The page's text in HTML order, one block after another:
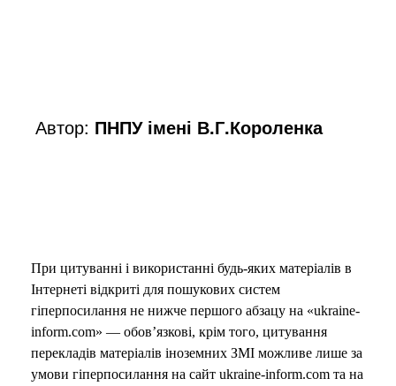
Автор: ПНПУ імені В.Г.Короленка
При цитуванні і використанні будь-яких матеріалів в
Інтернеті відкриті для пошукових систем
гіперпосилання не нижче першого абзацу на «ukraine-
inform.com» — обов’язкові, крім того, цитування
перекладів матеріалів іноземних ЗМІ можливе лише за
умови гіперпосилання на сайт ukraine-inform.com та на